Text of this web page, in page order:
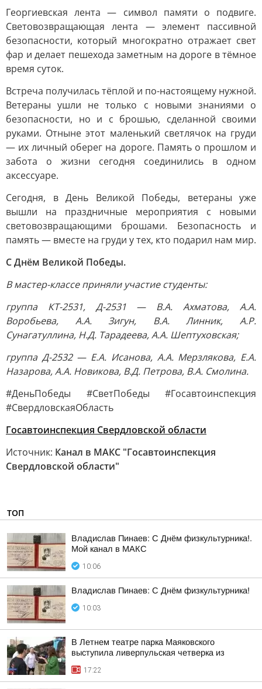
Георгиевская лента — символ памяти о подвиге.
Световозвращающая лента — элемент пассивной
безопасности, который многократно отражает свет
фар и делает пешехода заметным на дороге в тёмное
время суток.
Встреча получилась тёплой и по-настоящему нужной.
Ветераны ушли не только с новыми знаниями о
безопасности, но и с брошью, сделанной своими
руками. Отныне этот маленький светлячок на груди
— их личный оберег на дороге. Память о прошлом и
забота о жизни сегодня соединились в одном
аксессуаре.
Сегодня, в День Великой Победы, ветераны уже
вышли на праздничные мероприятия с новыми
световозвращающими брошами. Безопасность и
память — вместе на груди у тех, кто подарил нам мир.
С Днём Великой Победы.
В мастер-классе приняли участие студенты:
группа КТ-2531, Д-2531 — В.А. Ахматова, А.А.
Воробьева, А.А. Зигун, В.А. Линник, А.Р.
Сунагатуллина, Н.Д. Тарадеева, А.А. Шептуховская;
группа Д-2532 — Е.А. Исанова, А.А. Мерзлякова, Е.А.
Назарова, А.А. Новикова, В.Д. Петрова, В.А. Смолина.
#ДеньПобеды #СветПобеды #Госавтоинспекция
#СвердловскаяОбласть
Госавтоинспекция Свердловской области
Источник: Канал в МАКС "Госавтоинспекция
Свердловской области"
ТОП
Владислав Пинаев: С Днём физкультурника!.
Мой канал в МАКС
10:06
Владислав Пинаев: С Днём физкультурника!
10:03
В Летнем театре парка Маяковского
выступила ливерпульская четверка из
17:22